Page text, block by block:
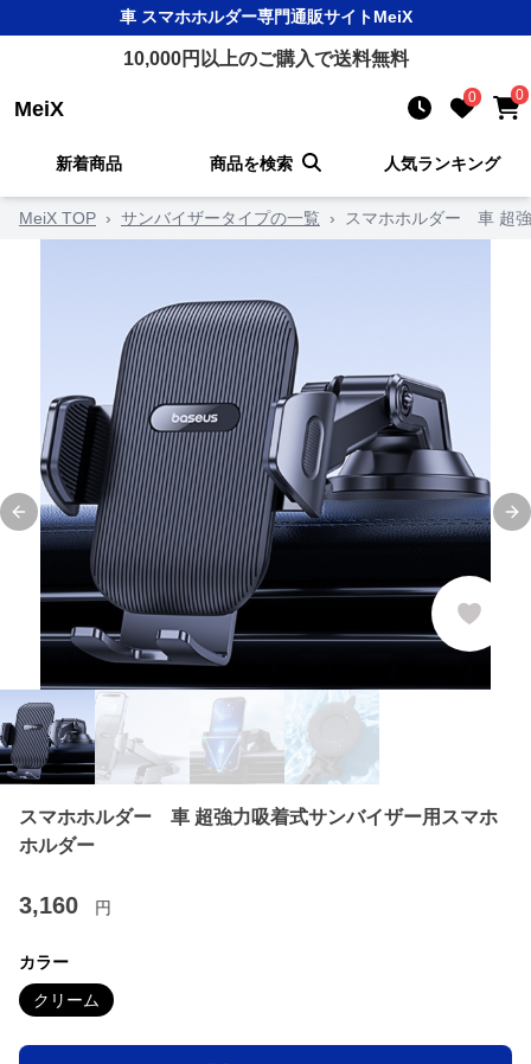
車 スマホホルダー専門通販サイトMeiX
10,000円以上のご購入で送料無料
MeiX 0 0
新着商品 商品を検索 人気ランキング
MeiX TOP › サンバイザータイプの一覧 › スマホホルダー 車 超
Previous slide
スマホホルダー 車 超強力吸着式サンバイザー用スマホ
ホルダー
3,160 円
カラー
クリーム